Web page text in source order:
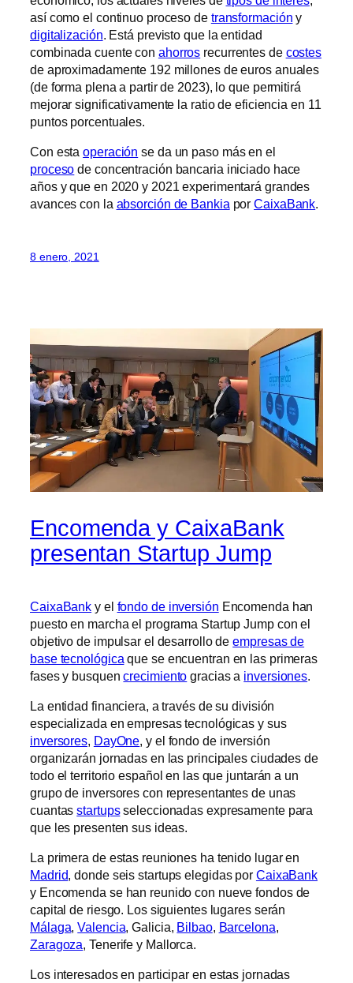
así como el continuo proceso de transformación y
digitalización. Está previsto que la entidad
combinada cuente con ahorros recurrentes de costes
de aproximadamente 192 millones de euros anuales
(de forma plena a partir de 2023), lo que permitirá
mejorar significativamente la ratio de eficiencia en 11
puntos porcentuales.
Con estaoperación se da un paso más en el
proceso de concentración bancaria iniciado hace
años y que en 2020 y 2021 experimentará grandes
avances con la absorción de Bankia porCaixaBank.
8 enero, 2021
Encomenda y CaixaBank
presentan Startup Jump
CaixaBank y el fondo de inversión Encomenda han
puesto en marcha el programa Startup Jump con el
objetivo de impulsar el desarrollo deempresas de
base tecnológica que se encuentran en las primeras
fases y busquencrecimiento gracias a inversiones
La entidad financiera, a través de su división
especializada en empresas tecnológicas y sus
inversores, DayOne, y el fondo de inversión
organizarán jornadas en las principales ciudades de
todo el territorio español en las que juntarán a un
grupo de inversores con representantes de unas
cuantasstartupsseleccionadas expresamente para
que les presenten sus ideas.
La primera de estas reuniones ha tenido lugar en
Madrid, donde seis startups elegidas por CaixaBank
y Encomenda se han reunido con nueve fondos de
capital de riesgo. Los siguientes lugares serán
Málaga,Valencia, Galicia, Bilbao, Barcelona,
Zaragoza, Tenerife y Mallorca.
Los interesados en participar en estas jornadas